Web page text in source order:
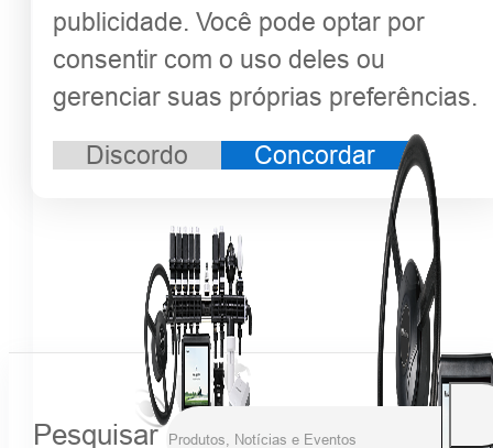
publicidade. Você pode optar por
consentir com o uso deles ou
gerenciar suas próprias preferências.
Discordo Concordar
Pesquisar